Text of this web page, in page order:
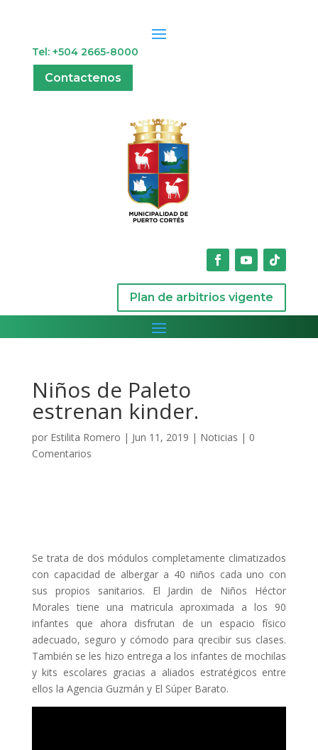
Tel: +504 2665-8000
Contactenos
Plan de arbitrios vigente
Niños de Paleto
estrenan kinder.
por Estilita Romero | Jun 11, 2019 | Noticias | 0
Comentarios
Se trata de dos módulos completamente climatizados
con capacidad de albergar a 40 niños cada uno con
sus propios sanitarios. El Jardin de Niños Héctor
Morales tiene una matricula aproximada a los 90
infantes que ahora disfrutan de un espacio físico
adecuado, seguro y cómodo para qrecibir sus clases.
También se les hizo entrega a los infantes de mochilas
y kits escolares gracias a aliados estratégicos entre
ellos la Agencia Guzmán y El Súper Barato.